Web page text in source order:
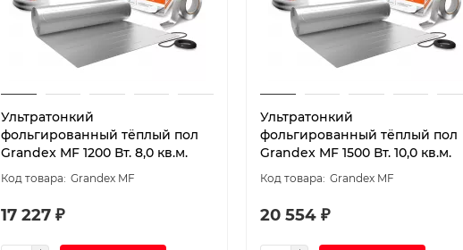
Ультратонкий
фольгированный тёплый пол
Grandex MF 1200 Вт. 8,0 кв.м.
Grandex MF
17 227 ₽
Ультратонкий
фольгированный тёплый пол
Grandex MF 1500 Вт. 10,0 кв.м.
Grandex MF
20 554 ₽